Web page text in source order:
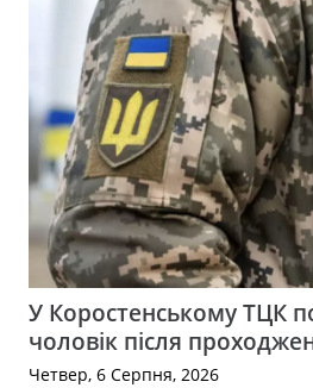
У Коростенському ТЦК
чоловік після
Четвер, 6 Серпня, 2026